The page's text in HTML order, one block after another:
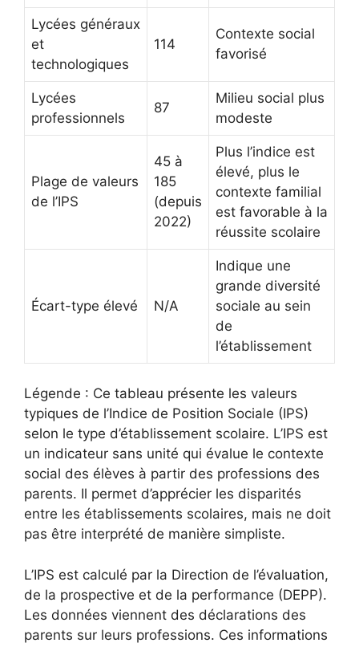
Lycées généraux
et
technologiques
114
Contexte social
favorisé
Lycées
professionnels
87
Milieu social plus
modeste
Plage de valeurs
de l’IPS
45 à
185
(depuis
2022)
Plus l’indice est
élevé, plus le
contexte familial
est favorable à la
réussite scolaire
Écart-type élevé N/A
Indique une
grande diversité
sociale au sein
de
l’établissement
Légende : Ce tableau présente les valeurs
typiques de l’Indice de Position Sociale (IPS)
selon le type d’établissement scolaire. L’IPS est
un indicateur sans unité qui évalue le contexte
social des élèves à partir des professions des
parents. Il permet d’apprécier les disparités
entre les établissements scolaires, mais ne doit
pas être interprété de manière simpliste.
L’IPS est calculé par la Direction de l’évaluation,
de la prospective et de la performance (DEPP).
Les données viennent des déclarations des
parents sur leurs professions. Ces informations